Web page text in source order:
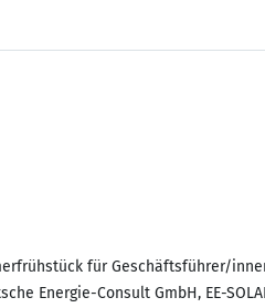
für Geschäftsführer/
Energie-Consult GmbH, EE-